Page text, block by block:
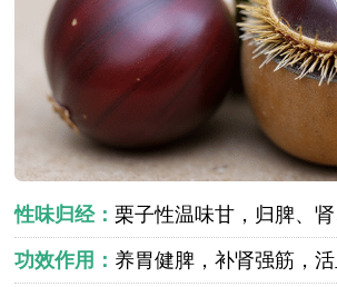
性味归经：栗子性温味甘，归脾、
功效作用： 养胃健脾，补肾强筋，